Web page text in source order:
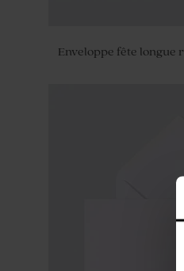
Enveloppe fête longue